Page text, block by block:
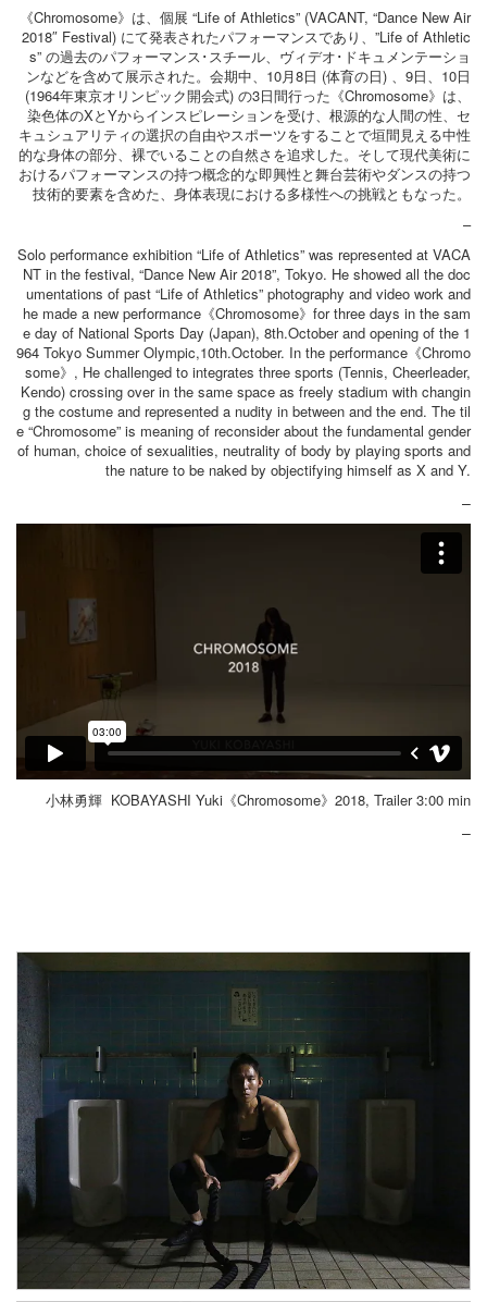
《Chromosome》は、個展 “Life of Athletics” (VACANT, “Dance New Air
2018″ Festival) にて発表されたパフォーマンスであり、”Life of Athletic
s” の過去のパフォーマンス･スチール、ヴィデオ･ドキュメンテーショ
ンなどを含めて展示された。会期中、10月8日 (体育の日) 、9日、10日
(1964年東京オリンピック開会式) の3日間行った《Chromosome》は、
染色体のXとYからインスピレーションを受け、根源的な人間の性、セ
キュシュアリティの選択の自由やスポーツをすることで垣間見える中性
的な身体の部分、裸でいることの自然さを追求した。そして現代美術に
おけるパフォーマンスの持つ概念的な即興性と舞台芸術やダンスの持つ
技術的要素を含めた、身体表現における多様性への挑戦ともなった。
–
Solo performance exhibition “Life of Athletics” was represented at VACA
NT in the festival, “Dance New Air 2018”, Tokyo. He showed all the doc
umentations of past “Life of Athletics” photography and video work and
he made a new performance《Chromosome》for three days in the sam
e day of National Sports Day (Japan), 8th.October and opening of the 1
964 Tokyo Summer Olympic,10th.October. In the performance《Chromo
some》, He challenged to integrates three sports (Tennis, Cheerleader,
Kendo) crossing over in the same space as freely stadium with changin
g the costume and represented a nudity in between and the end. The til
e “Chromosome” is meaning of reconsider about the fundamental gender
of human, choice of sexualities, neutrality of body by playing sports and
the nature to be naked by objectifying himself as X and Y.
–
小林勇輝 KOBAYASHI Yuki《Chromosome》2018, Trailer 3:00 min
–